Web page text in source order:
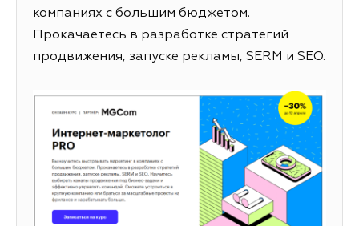
компаниях с большим бюджетом.
Прокачаетесь в разработке стратегий
продвижения, запуске рекламы, SERM и SEO.